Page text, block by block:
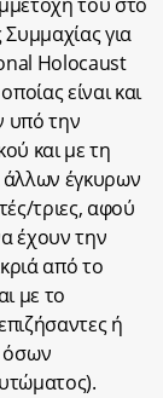
για
Holocaust
είναι και
υπό την
και με τη
άλλων έγκυρων
τριες, αφού
έχουν την
από το
με το
ή
όσων